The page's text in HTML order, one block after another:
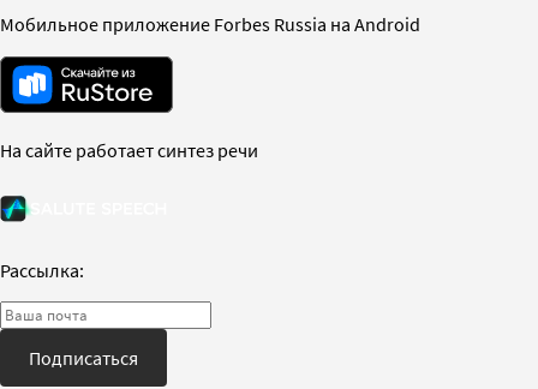
Мобильное приложение Forbes Russia на Android
На сайте работает синтез речи
Рассылка:
Подписаться